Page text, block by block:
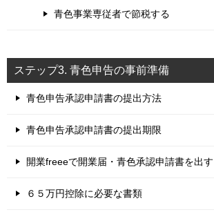
青色事業専従者で節税する
ステップ3. 青色申告の事前準備
青色申告承認申請書の提出方法
青色申告承認申請書の提出期限
開業freeeで開業届・青色承認申請書を出す
６５万円控除に必要な書類